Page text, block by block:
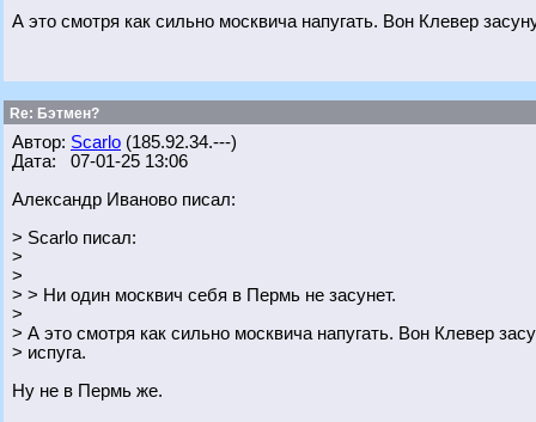
А это смотря как сильно москвича напугать. Вон Клевер
Re: Бэтмен?
Автор: Scarlo (185.92.34.---)
Дата: 07-01-25 13:06
Александр Иваново писал:
> Scarlo писал:
>
>
> > Ни один москвич себя в Пермь не засунет.
>
> А это смотря как сильно москвича напугать. Вон Клевер
> испуга.
Ну не в Пермь же.